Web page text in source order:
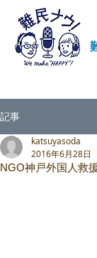
記事
NGO神戸外国人救
katsuyasoda
2016年6月28日